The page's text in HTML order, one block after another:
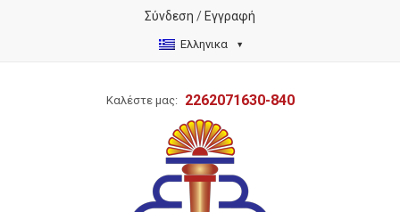
Σύνδεση / Εγγραφή
Ελληνικα
Καλέστε μας: 2262071630-840